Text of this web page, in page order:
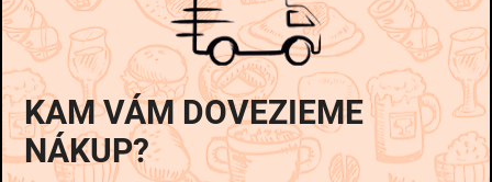
€3,29
€6,58 / 1 kg
Pridať do košíka
KAM VÁM DOVEZIEME
NÁKUP?